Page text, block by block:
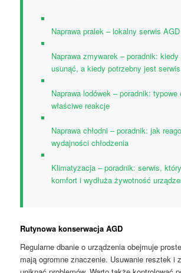
Naprawa pralek – lokalny serwis
Naprawa zmywarek – poradnik:
usunąć, a kiedy potrzebny jest serwis
Naprawa lodówek – poradnik: typowe
właściwe reakcje
Naprawa chłodni – poradnik: jak
wydajności chłodzenia
Klimatyzacja – poradnik: serwis,
komfort i wydłuża żywotność
Rutynowa konserwacja AGD
Regularne dbanie o urządzenia obejmuje
mają ogromne znaczenie. Usuwanie resztek i